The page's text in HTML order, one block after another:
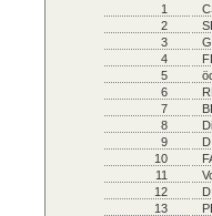
1
2
3
4
5
6
7
8
9
10
11
12
13